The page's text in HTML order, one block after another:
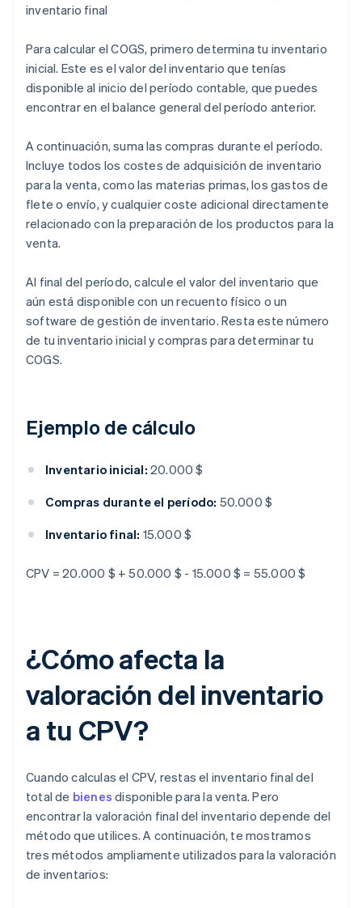
inventario final
Para calcular el COGS, primero determina tu inventario
inicial. Este es el valor del inventario que tenías
disponible al inicio del período contable, que puedes
encontrar en el balance general del período anterior.
A continuación, suma las compras durante el período.
Incluye todos los costes de adquisición de inventario
para la venta, como las materias primas, los gastos de
flete o envío, y cualquier coste adicional directamente
relacionado con la preparación de los productos para la
venta.
Al final del período, calcule el valor del inventario que
aún está disponible con un recuento físico o un
software de gestión de inventario. Resta este número
de tu inventario inicial y compras para determinar tu
COGS.
Ejemplo de cálculo
Inventario inicial: 20.000 $
Compras durante el período: 50.000 $
Inventario final: 15.000 $
CPV = 20.000 $ + 50.000 $ - 15.000 $ = 55.000 $
¿Cómo afecta la
valoración del inventario
a tu CPV?
Cuando calculas el CPV, restas el inventario final del
total de bienes disponible para la venta. Pero
encontrar la valoración final del inventario depende del
método que utilices. A continuación, te mostramos
tres métodos ampliamente utilizados para la valoración
de inventarios: